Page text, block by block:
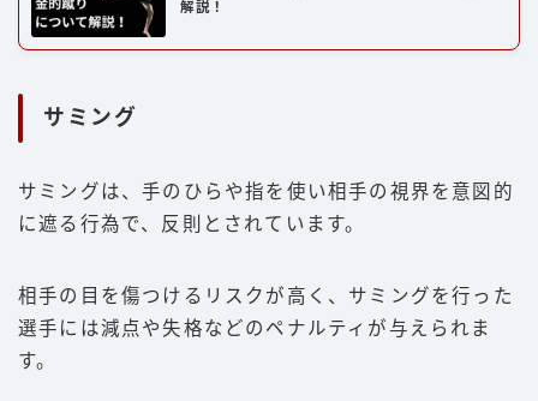
解説！
サミング
サミングは、手のひらや指を使い相手の視界を意図的
に遮る行為で、反則とされています。
相手の目を傷つけるリスクが高く、サミングを行った
選手には減点や失格などのペナルティが与えられま
す。